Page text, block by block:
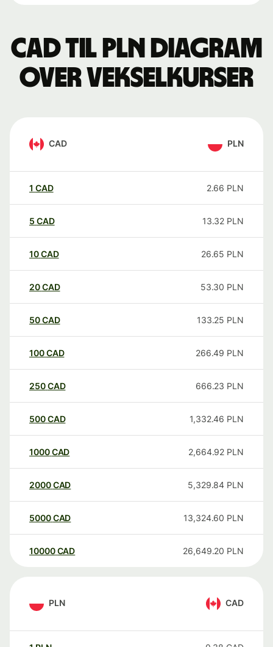
CAD til PLN Diagram
over vekselkurser
CAD PLN
1 CAD 2.66 PLN
5 CAD 13.32 PLN
10CAD 26.65 PLN
20CAD 53.30 PLN
50CAD 133.25 PLN
100CAD 266.49 PLN
250CAD 666.23 PLN
500CAD 1,332.46 PLN
1000CAD 2,664.92 PLN
2000CAD 5,329.84 PLN
5000CAD 13,324.60 PLN
10000 CAD 26,649.20 PLN
PLN CAD